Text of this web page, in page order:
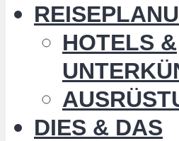
HOTELS &
DIES & DAS